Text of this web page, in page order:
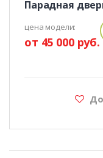
Парадная
цена модели:
от 45 000 руб.